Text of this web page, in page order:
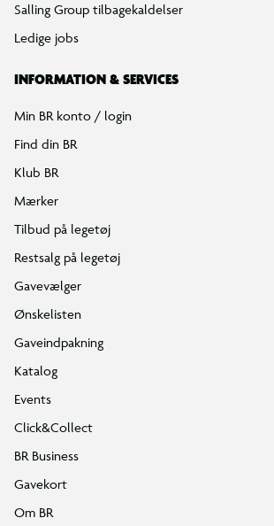
Salling Group tilbagekaldelser
Ledige jobs
INFORMATION & SERVICES
Min BR konto / login
Find din BR
Klub BR
Mærker
Tilbud på legetøj
Restsalg på legetøj
Gavevælger
Ønskelisten
Gaveindpakning
Katalog
Events
Click&Collect
BR Business
Gavekort
Om BR